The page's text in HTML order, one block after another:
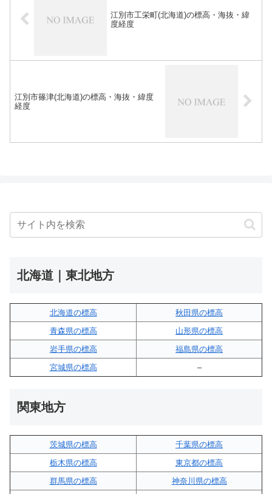
江別市工栄町(北海道)の標高・海抜・緯
度経度
江別市篠津(北海道)の標高・海抜・緯度
経度
北海道｜東北地方
北海道の標高
秋田県の標高
青森県の標高
山形県の標高
岩手県の標高
福島県の標高
宮城県の標高
–
関東地方
茨城県の標高
千葉県の標高
栃木県の標高
東京都の標高
群馬県の標高
神奈川県の標高